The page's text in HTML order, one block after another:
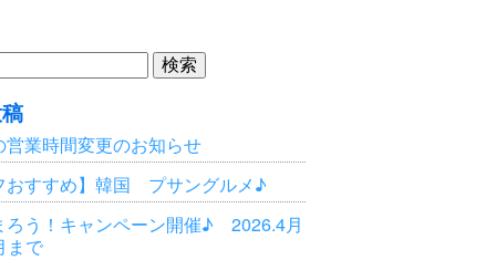
営業時間変更のお知らせ
おすすめ】韓国 プサングルメ♪
ろう！キャンペーン開催♪ 2026.4月
まで